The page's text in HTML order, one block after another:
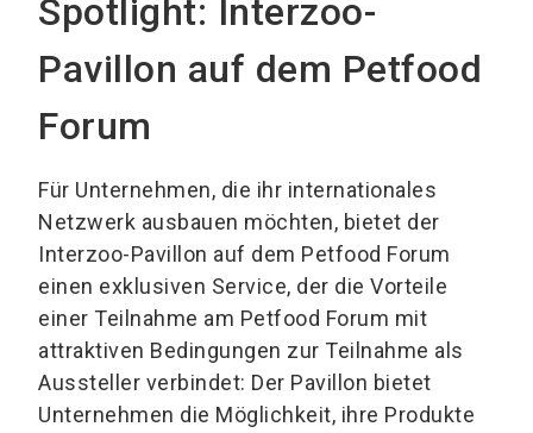
Spotlight: Interzoo-
Pavillon auf dem Petfood
Forum
Für Unternehmen, die ihr internationales
Netzwerk ausbauen möchten, bietet der
Interzoo-Pavillon auf dem Petfood Forum
einen exklusiven Service, der die Vorteile
einer Teilnahme am Petfood Forum mit
attraktiven Bedingungen zur Teilnahme als
Aussteller verbindet: Der Pavillon bietet
Unternehmen die Möglichkeit, ihre Produkte